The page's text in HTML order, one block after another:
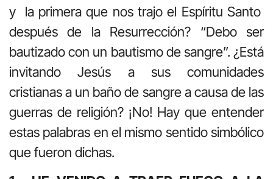
y la primera que nos trajo el Espíritu Santo
después de la Resurrección? “Debo ser
bautizado con un bautismo de sangre”. ¿Está
invitando Jesús a sus comunidades
cristianas a un baño de sangre a causa de las
guerras de religión? ¡No! Hay que entender
estas palabras en el mismo sentido simbólico
que fueron dichas.